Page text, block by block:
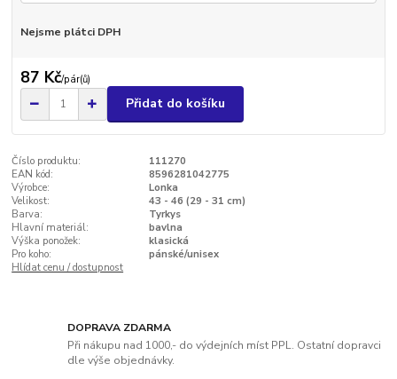
Nejsme plátci DPH
87 Kč/pár(ů)
Přidat do košíku
Číslo produktu:
111270
EAN kód:
8596281042775
Výrobce:
Lonka
Velikost:
43 - 46 (29 - 31 cm)
Barva:
Tyrkys
Hlavní materiál:
bavlna
Výška ponožek:
klasická
Pro koho:
pánské/unisex
Hlídat cenu / dostupnost
DOPRAVA ZDARMA
Při nákupu nad 1000,- do výdejních míst PPL. Ostatní dopravci
dle výše objednávky.